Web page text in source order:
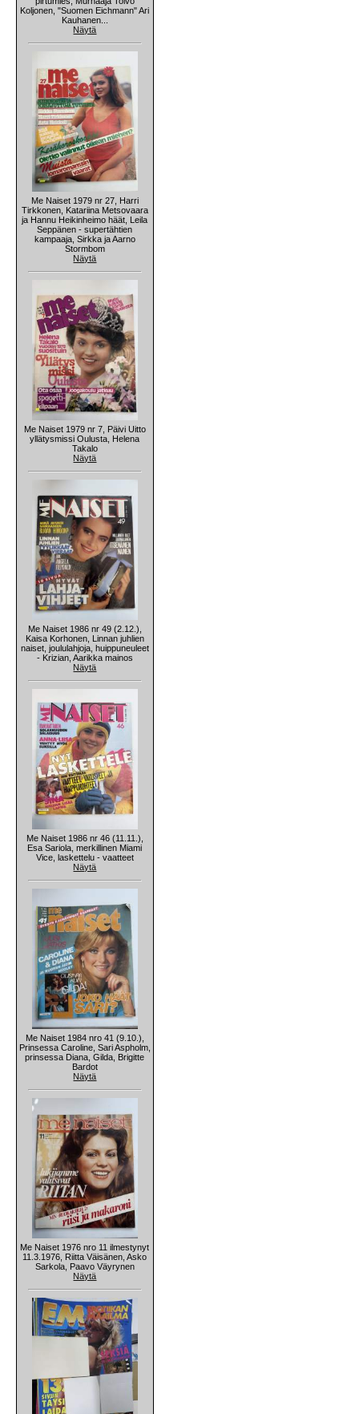
Koljonen, "Suomen Eichmann" Ari
Kauhanen...
Näytä
Me Naiset 1979 nr 27, Harri
Tirkkonen, Katariina Metsovaara
ja Hannu Heikinheimo häät, Leila
Seppänen - supertähtien
kampaaja, Sirkka ja Aarno
Stormbom
Näytä
Me Naiset 1979 nr 7, Päivi Uitto
yllätysmissi Oulusta, Helena
Takalo
Näytä
Me Naiset 1986 nr 49 (2.12.),
Kaisa Korhonen, Linnan juhlien
naiset, joululahjoja, huippuneuleet
- Krizian, Aarikka mainos
Näytä
Me Naiset 1986 nr 46 (11.11.),
Esa Sariola, merkillinen Miami
Vice, laskettelu - vaatteet
Näytä
Me Naiset 1984 nro 41 (9.10.),
Prinsessa Caroline, Sari Aspholm,
prinsessa Diana, Gilda, Brigitte
Bardot
Näytä
Me Naiset 1976 nro 11 ilmestynyt
11.3.1976, Riitta Väisänen, Asko
Sarkola, Paavo Väyrynen
Näytä